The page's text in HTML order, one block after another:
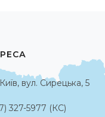
вул. Сирецька, 5
327-5977 (КС)